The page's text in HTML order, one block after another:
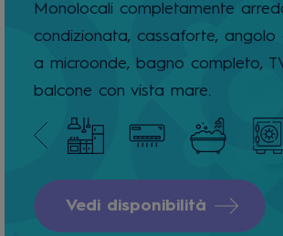
Monolocali completamente
condizionata, cassaforte,
a microonde, bagno completo,
balcone con vista mare.
Vedi disponibilità